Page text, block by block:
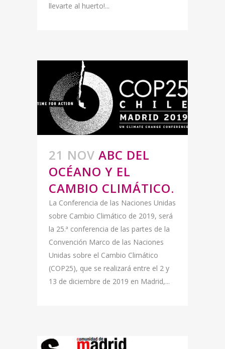
llevarte al huerto!...
21 NOV ABC DEL
OCÉANO Y EL
CAMBIO CLIMÁTICO.
La Conferencia de las Naciones Unidas
sobre Cambio Climático de 2019, será
la 25.ª conferencia de las partes de la
Convención Marco de las Naciones
Unidas sobre el Cambio Climático
(COP25), que se realizará entre el 2 y
13 de diciembre de 2019 en Madrid,...